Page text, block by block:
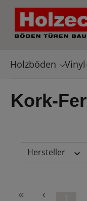
Zur Suche
Holzböden
Kork-
Hersteller